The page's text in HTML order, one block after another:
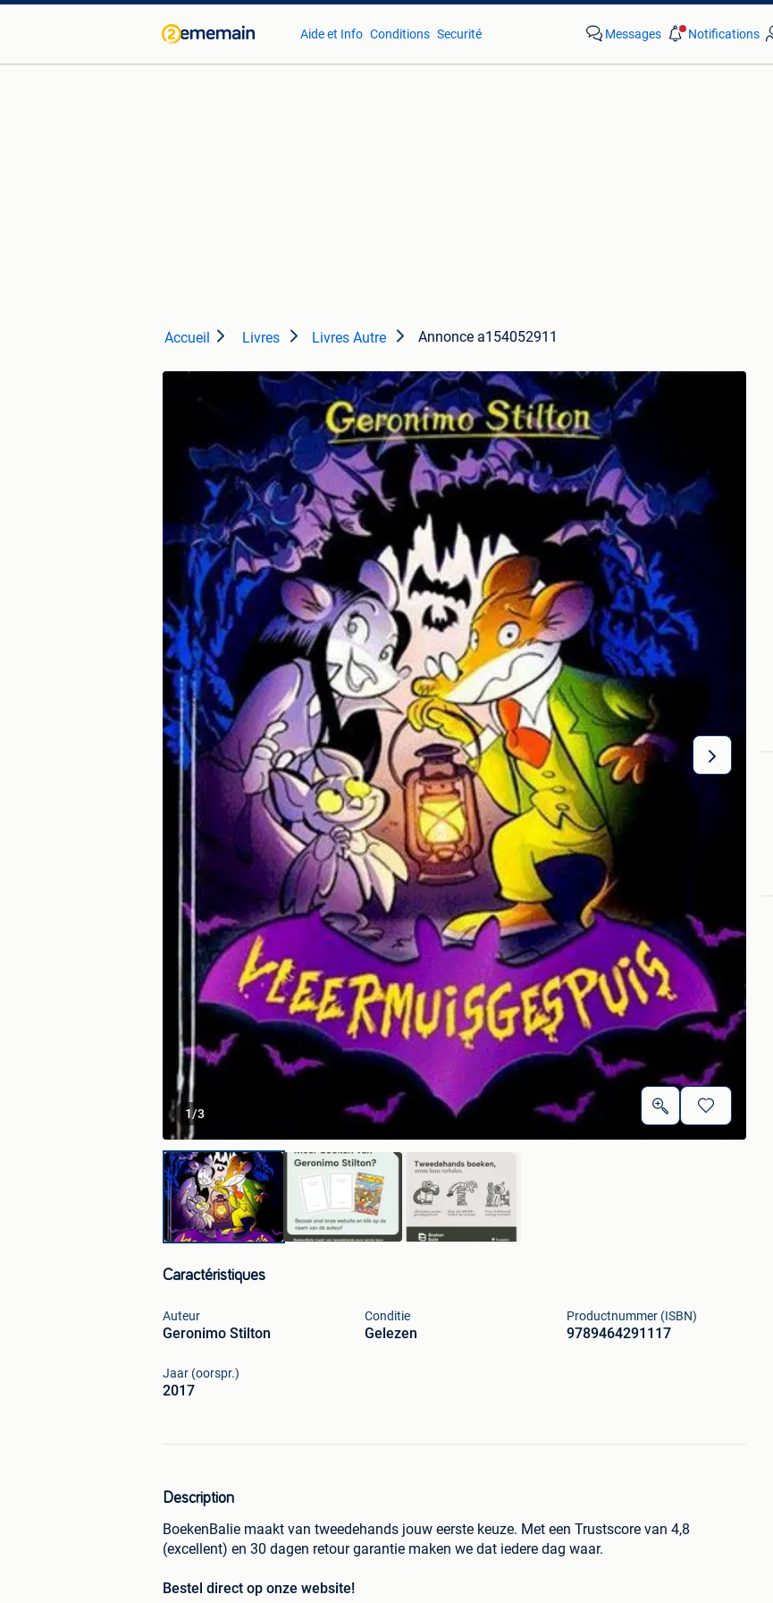
Aide et Info Conditions Securité Messages Notifications
Accueil Livres Livres Autre Annonce a154052911
1/3
Caractéristiques
Auteur
Geronimo Stilton
Conditie
Gelezen
Productnummer (ISBN)
9789464291117
Jaar (oorspr.)
2017
Description
BoekenBalie maakt van tweedehands jouw eerste keuze. Met een Trustscore van 4,8
(excellent) en 30 dagen retour garantie maken we dat iedere dag waar.
Bestel direct op onze website!